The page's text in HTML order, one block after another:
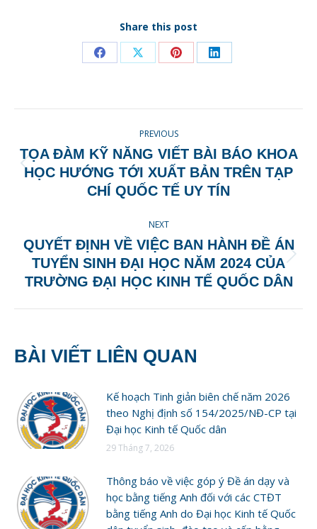
Share this post
Share Share Share Share
NAVIGATION
PREVIOUS
Previous
post:
TỌA ĐÀM KỸ NĂNG VIẾT BÀI BÁO KHOA
HỌC HƯỚNG TỚI XUẤT BẢN TRÊN TẠP
CHÍ QUỐC TẾ UY TÍN
NEXT
Next
post:
QUYẾT ĐỊNH VỀ VIỆC BAN HÀNH ĐỀ ÁN
TUYỂN SINH ĐẠI HỌC NĂM 2024 CỦA
TRƯỜNG ĐẠI HỌC KINH TẾ QUỐC DÂN
BÀI VIẾT LIÊN QUAN
Kế hoạch Tinh giản biên chế năm 2026
theo Nghị định số 154/2025/NĐ-CP tại
Đại học Kinh tế Quốc dân
29 Tháng 7, 2026
Thông báo về việc góp ý Đề án dạy và
học bằng tiếng Anh đối với các CTĐT
bằng tiếng Anh do Đại học Kinh tế Quốc